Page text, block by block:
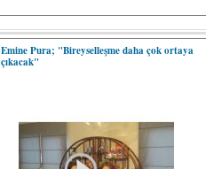
Emine Pura; "Bireyselleşme daha çok ortaya
çıkacak"